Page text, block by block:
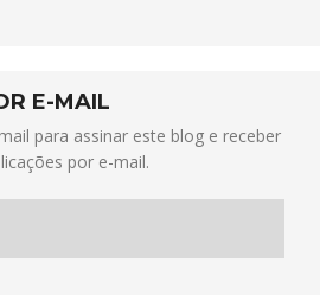
E-MAIL
para assinar este blog e receber
por e-mail.